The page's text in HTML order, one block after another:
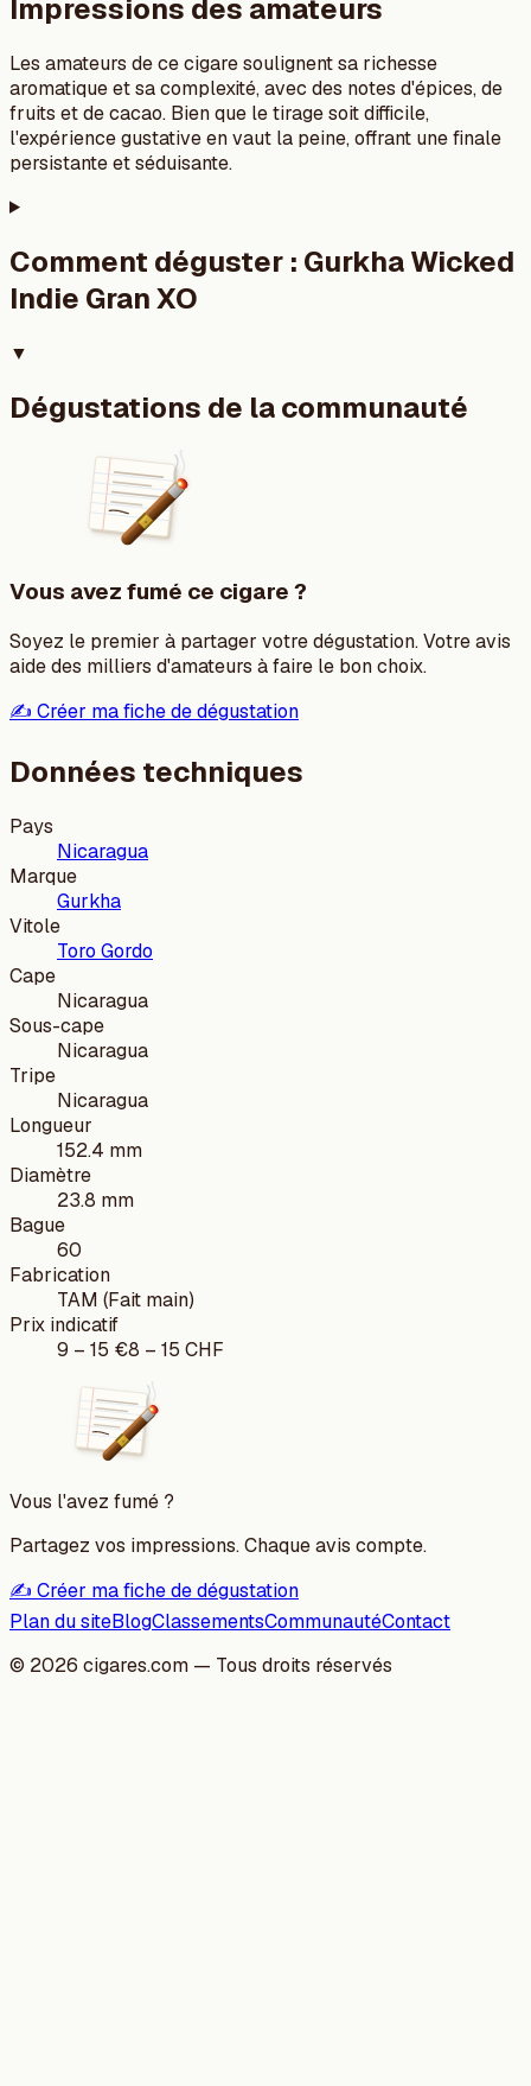
Impressions des amateurs
Les amateurs de ce cigare soulignent sa richesse
aromatique et sa complexité, avec des notes d'épices, de
fruits et de cacao. Bien que le tirage soit difficile,
l'expérience gustative en vaut la peine, offrant une finale
persistante et séduisante.
Comment déguster : Gurkha Wicked
Indie Gran XO
▼
Dégustations de la communauté
Vous avez fumé ce cigare ?
Soyez le premier à partager votre dégustation. Votre avis
aide des milliers d'amateurs à faire le bon choix.
✍️ Créer ma fiche de dégustation
Données techniques
Pays
Nicaragua
Marque
Gurkha
Vitole
Toro Gordo
Cape
Nicaragua
Sous-cape
Nicaragua
Tripe
Nicaragua
Longueur
152.4 mm
Diamètre
23.8 mm
Bague
60
Fabrication
TAM (Fait main)
Prix indicatif
9 – 15 €8 – 15 CHF
Vous l'avez fumé ?
Partagez vos impressions. Chaque avis compte.
✍️ Créer ma fiche de dégustation
Plan du siteBlogClassementsCommunautéContact
© 2026 cigares.com — Tous droits réservés